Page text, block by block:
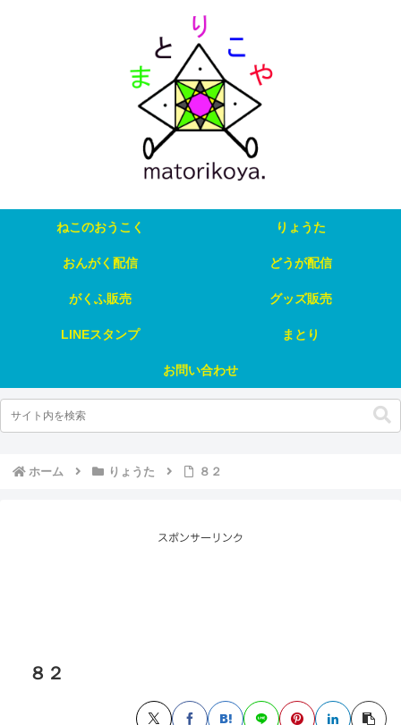
ねこのおうこく りょうた
おんがく配信 どうが配信
がくふ販売 グッズ販売
LINEスタンプ まとり
お問い合わせ
ホーム りょうた ８２
スポンサーリンク
８２